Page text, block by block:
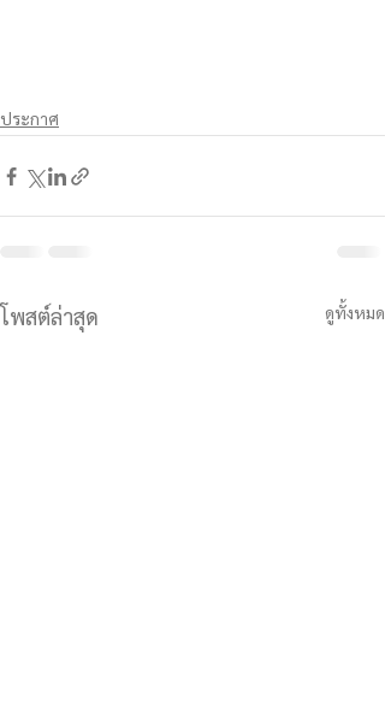
ประกาศ
โพสต์ล่าสุด ดูทั้งหมด